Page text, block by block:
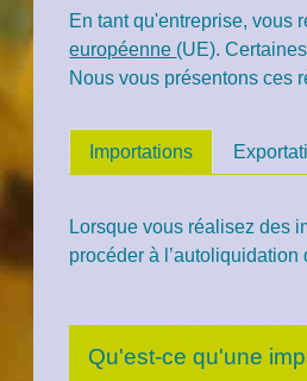
En tant qu'entreprise, vous
européenne (UE).
Nous vous présentons ces
Importations
Lorsque vous réalisez des
procéder à
Qu'est-ce qu'une